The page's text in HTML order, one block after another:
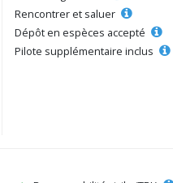
Rencontrer et saluer
Dépôt en espèces accepté
Pilote supplémentaire inclus